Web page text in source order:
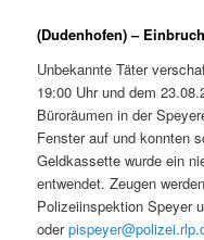
(Dudenhofen) –
Unbekannte Täter
19:00 Uhr und dem
Büroräumen in der
Fenster auf und konnten
Geldkassette wurde ein
entwendet. Zeugen
Polizeiinspektion Speyer
oder